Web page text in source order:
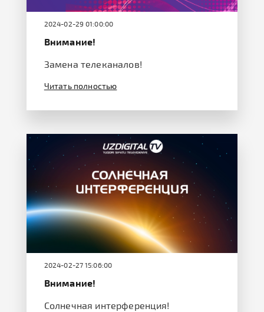
2024-02-29 01:00:00
Внимание!
Замена телеканалов!
Читать полностью
2024-02-27 15:06:00
Внимание!
Солнечная интерференция!